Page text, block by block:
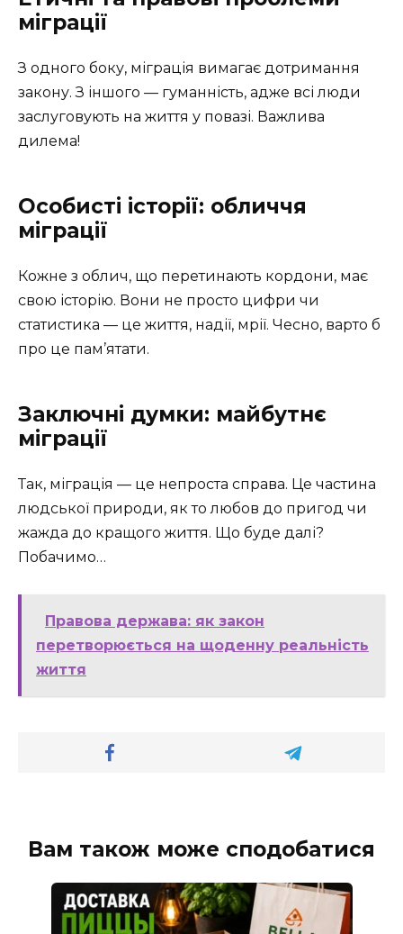
міграції
З одного боку, міграція вимагає дотримання
закону. З іншого — гуманність, адже всі люди
заслуговують на життя у повазі. Важлива
дилема!
Особисті історії: обличчя
міграції
Кожне з облич, що перетинають кордони, має
свою історію. Вони не просто цифри чи
статистика — це життя, надії, мрії. Чесно, варто б
про це пам’ятати.
Заключні думки: майбутнє
міграції
Так, міграція — це непроста справа. Це частина
людської природи, як то любов до пригод чи
жажда до кращого життя. Що буде далі?
Побачимо…
Правова держава: як закон
перетворюється на щоденну реальність
життя
Вам також може сподобатися